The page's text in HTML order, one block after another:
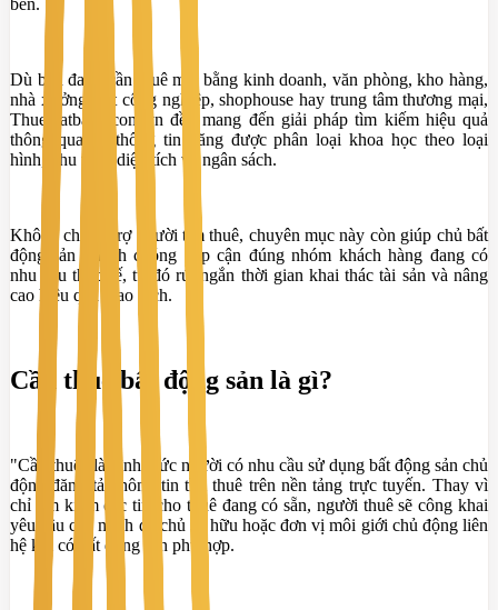
bên.
Dù bạn đang cần thuê mặt bằng kinh doanh, văn phòng, kho hàng,
nhà xưởng, đất công nghiệp, shophouse hay trung tâm thương mại,
Thuematbang.com.vn đều mang đến giải pháp tìm kiếm hiệu quả
thông qua hệ thống tin đăng được phân loại khoa học theo loại
hình, khu vực, diện tích và ngân sách.
Không chỉ hỗ trợ người tìm thuê, chuyên mục này còn giúp chủ bất
động sản nhanh chóng tiếp cận đúng nhóm khách hàng đang có
nhu cầu thực tế, từ đó rút ngắn thời gian khai thác tài sản và nâng
cao hiệu quả giao dịch.
Cần thuê bất động sản là gì?
"Cần thuê" là hình thức người có nhu cầu sử dụng bất động sản chủ
động đăng tải thông tin tìm thuê trên nền tảng trực tuyến. Thay vì
chỉ tìm kiếm các tin cho thuê đang có sẵn, người thuê sẽ công khai
yêu cầu của mình để chủ sở hữu hoặc đơn vị môi giới chủ động liên
hệ khi có bất động sản phù hợp.